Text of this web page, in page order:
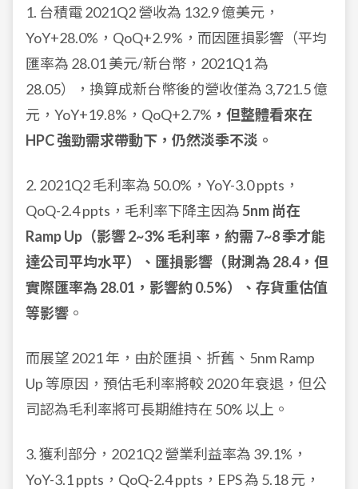
1. 台積電 2021Q2 營收為 132.9 億美元，
YoY+28.0%，QoQ+2.9%，而因匯損影響（平均
匯率為 28.01 美元/新台幣，2021Q1 為
28.05），換算成新台幣後的營收僅為 3,721.5 億
元，YoY+19.8%，QoQ+2.7% ，但整體看來在
HPC 強勁需求帶動下，仍然淡季不淡。
2. 2021Q2 毛利率為 50.0%，YoY-3.0 ppts，
QoQ-2.4 ppts，毛利率下降主因為5nm 尚在
Ramp Up（影響 2~3% 毛利率，約需 7~8 季才能
達公司平均水平）、匯損影響（財測為 28.4，但
實際匯率為 28.01，影響約 0.5%）、存貨重估值
等影響 。
而展望 2021 年，由於匯損、折舊、5nm Ramp
Up 等原因，預估毛利率將較 2020 年衰退，但公
司認為毛利率將可長期維持在 50% 以上。
3. 獲利部分，2021Q2 營業利益率為 39.1%，
YoY-3.1 ppts，QoQ-2.4 ppts，EPS 為 5.18 元，